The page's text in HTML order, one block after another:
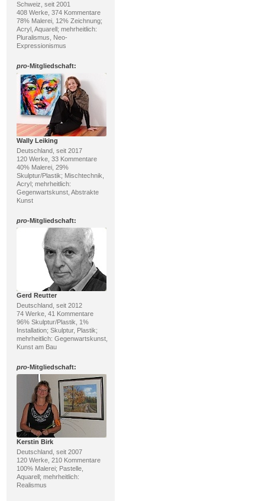
Schweiz, seit 2001
408 Werke, 374 Kommentare
78% Malerei, 12% Zeichnung;
Acryl, Aquarell; mehrheitlich:
Pluralismus, Neo-
Expressionismus
pro-Mitgliedschaft:
Wally Leiking
Deutschland, seit 2017
120 Werke, 33 Kommentare
40% Malerei, 29%
Skulptur/Plastik; Mischtechnik,
Acryl; mehrheitlich:
Gegenwartskunst, Abstrakte
Kunst
pro-Mitgliedschaft:
Gerd Reutter
Deutschland, seit 2012
74 Werke, 41 Kommentare
96% Skulptur/Plastik, 1%
Installation; Skulptur, Plastik;
mehrheitlich: Gegenwartskunst,
Kunst am Bau
pro-Mitgliedschaft:
Kerstin Birk
Deutschland, seit 2007
120 Werke, 210 Kommentare
100% Malerei; Pastelle,
Aquarell; mehrheitlich:
Realismus